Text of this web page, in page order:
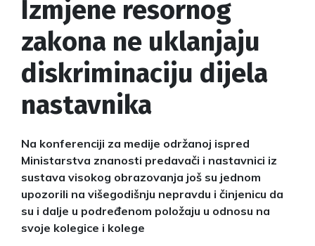
Izmjene resornog
zakona ne uklanjaju
diskriminaciju dijela
nastavnika
Na konferenciji za medije održanoj ispred
Ministarstva znanosti predavači i nastavnici iz
sustava visokog obrazovanja još su jednom
upozorili na višegodišnju nepravdu i činjenicu da
su i dalje u podređenom položaju u odnosu na
svoje kolegice i kolege